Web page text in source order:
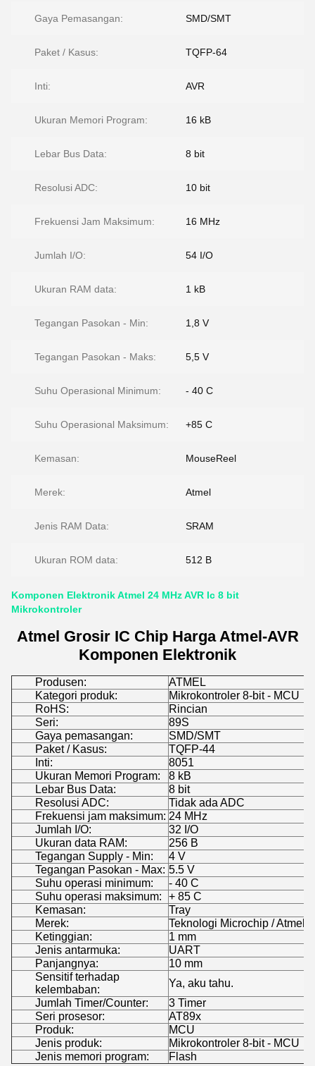
Gaya Pemasangan: SMD/SMT
Paket / Kasus: TQFP-64
Inti: AVR
Ukuran Memori Program: 16 kB
Lebar Bus Data: 8 bit
Resolusi ADC: 10 bit
Frekuensi Jam Maksimum: 16 MHz
Jumlah I/O: 54 I/O
Ukuran RAM data: 1 kB
Tegangan Pasokan - Min: 1,8 V
Tegangan Pasokan - Maks: 5,5 V
Suhu Operasional Minimum: - 40 C
Suhu Operasional Maksimum: +85 C
Kemasan: MouseReel
Merek: Atmel
Jenis RAM Data: SRAM
Ukuran ROM data: 512 B
Komponen Elektronik Atmel 24 MHz AVR Ic 8 bit
Mikrokontroler
Atmel Grosir IC Chip Harga Atmel-AVR
Komponen Elektronik
Produsen:
ATMEL
Kategori produk:
Mikrokontroler 8-bit - MCU
RoHS:
Rincian
Seri:
89S
Gaya pemasangan:
SMD/SMT
Paket / Kasus:
TQFP-44
Inti:
8051
Ukuran Memori Program:
8 kB
Lebar Bus Data:
8 bit
Resolusi ADC:
Tidak ada ADC
Frekuensi jam maksimum: 24 MHz
Jumlah I/O:
32 I/O
Ukuran data RAM:
256 B
Tegangan Supply - Min:
4 V
Tegangan Pasokan - Max: 5.5 V
Suhu operasi minimum:
- 40 C
Suhu operasi maksimum:
+ 85 C
Kemasan:
Tray
Merek:
Teknologi Microchip / Atmel
Ketinggian:
1 mm
Jenis antarmuka:
UART
Panjangnya:
10 mm
Sensitif terhadap
kelembaban:
Ya, aku tahu.
Jumlah Timer/Counter:
3 Timer
Seri prosesor:
AT89x
Produk:
MCU
Jenis produk:
Mikrokontroler 8-bit - MCU
Jenis memori program:
Flash